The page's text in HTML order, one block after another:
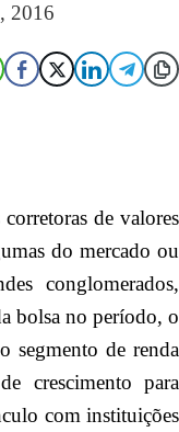
2016
de valores
do mercado ou
conglomerados,
bolsa no período, o
segmento de renda
crescimento para
com instituições